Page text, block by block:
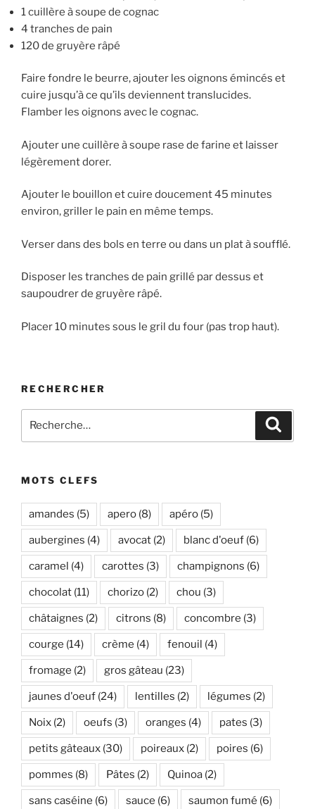
1 cuillère à soupe de cognac
4 tranches de pain
120 de gruyère râpé
Faire fondre le beurre, ajouter les oignons émincés et
cuire jusqu’à ce qu’ils deviennent translucides.
Flamber les oignons avec le cognac.
Ajouter une cuillère à soupe rase de farine et laisser
légèrement dorer.
Ajouter le bouillon et cuire doucement 45 minutes
environ, griller le pain en même temps.
Verser dans des bols en terre ou dans un plat à soufflé.
Disposer les tranches de pain grillé par dessus et
saupoudrer de gruyère râpé.
Placer 10 minutes sous le gril du four (pas trop haut).
RECHERCHER
pour
MOTS CLEFS
amandes (5) apero (8) apéro (5)
aubergines (4) avocat (2) blanc d'oeuf (6)
caramel (4) carottes (3) champignons (6)
chocolat (11) chorizo (2) chou (3)
châtaignes (2) citrons (8) concombre (3)
courge (14) crème (4) fenouil (4)
fromage (2) gros gâteau (23)
jaunes d'oeuf (24) lentilles (2) légumes (2)
Noix (2) oeufs (3) oranges (4) pates (3)
petits gâteaux (30) poireaux (2) poires (6)
pommes (8) Pâtes (2) Quinoa (2)
sans caséine (6) sauce (6) saumon fumé (6)